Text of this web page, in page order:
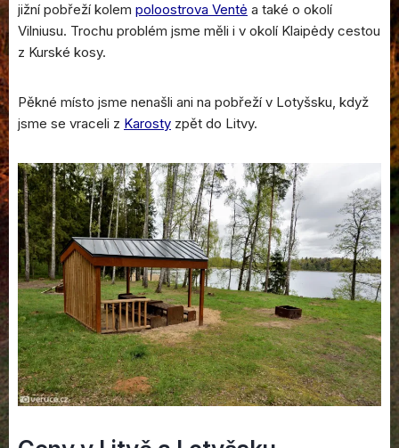
jižní pobřeží kolem poloostrova Ventė a také o okolí
Vilniusu. Trochu problém jsme měli i v okolí Klaipėdy cestou
z Kurské kosy.
Pěkné místo jsme nenašli ani na pobřeží v Lotyšsku, když
jsme se vraceli z Karosty zpět do Litvy.